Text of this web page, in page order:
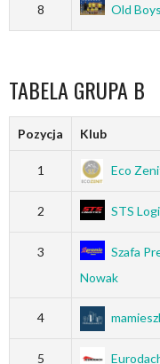
8 Old
TABELA GRUPA B
Pozycja Klub
1 Eco
2 STS
3
Szafa
Nowak
4
5